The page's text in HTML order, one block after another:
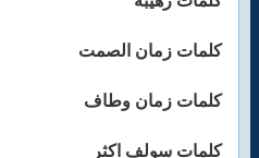
كلمات زمان الصمت
كلمات زمان وطاف
كلمات سولف اكثر